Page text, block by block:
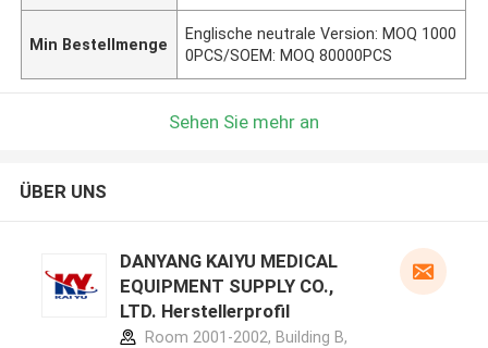
Min Bestellmenge
Englische neutrale Version: MOQ 1000
0PCS/SOEM: MOQ 80000PCS
Sehen Sie mehr an
ÜBER UNS
DANYANG KAIYU MEDICAL
EQUIPMENT SUPPLY CO.,
LTD. Herstellerprofil
Room 2001-2002, Building B,